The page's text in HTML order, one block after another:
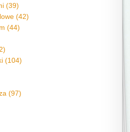
(39)
(42)
(44)
(104)
(97)